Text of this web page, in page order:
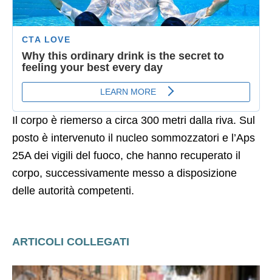
Il corpo è riemerso a circa 300 metri dalla riva. Sul
posto è intervenuto il nucleo sommozzatori e l’Aps
25A dei vigili del fuoco, che hanno recuperato il
corpo, successivamente messo a disposizione
delle autorità competenti.
ARTICOLI COLLEGATI